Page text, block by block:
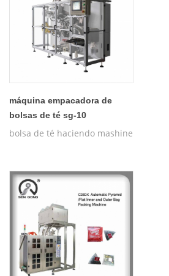
máquina empacadora de
bolsas de té sg-10
bolsa de té haciendo mashine